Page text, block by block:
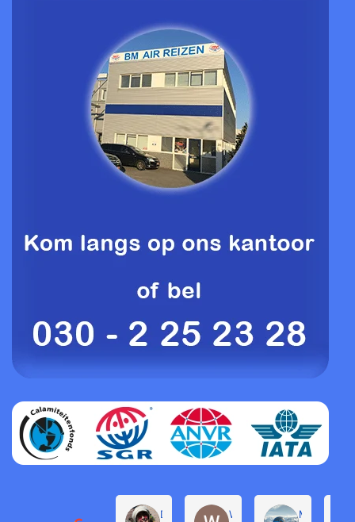
Daphne de GrootWillem Groenendijk
Michel